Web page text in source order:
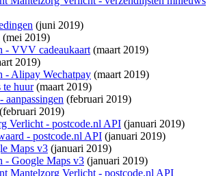
(juni 2019)
(mei 2019)
- VVV cadeaukaart(maart 2019)
2019)
- Alipay Wechatpay (maart 2019)
te huur(maart 2019)
(februari 2019)
(februari 2019)
Verlicht - postcode.nl API (januari 2019)
- postcode.nl API (januari 2019)
Maps v3 (januari 2019)
- Google Maps v3 (januari 2019)
Mantelzorg Verlicht - postcode.nl API